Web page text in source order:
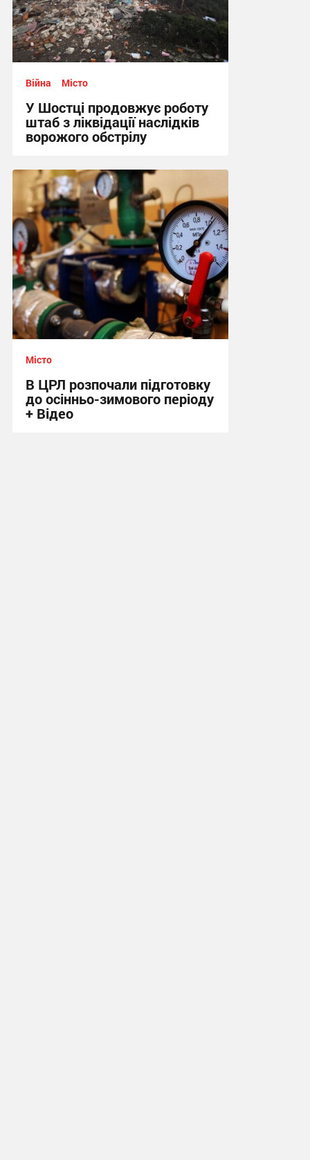
Війна Місто
У Шостці продовжує роботу
штаб з ліквідації наслідків
ворожого обстрілу
08:54, 31.05.2026
Місто
В ЦРЛ розпочали підготовку
до осінньо-зимового періоду
+ Відео